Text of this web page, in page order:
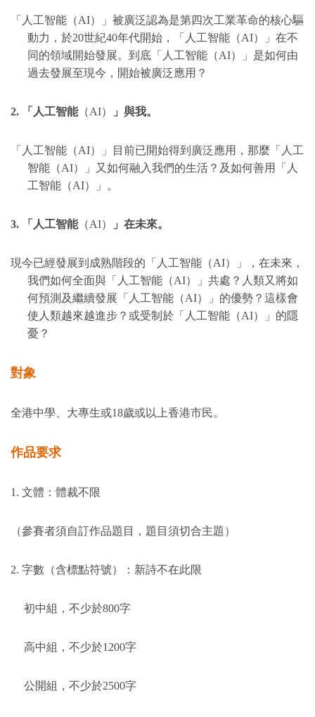
「人工智能（AI）」被廣泛認為是第四次工業革命的核心驅
動力，於20世紀40年代開始，「人工智能（AI）」在不
同的領域開始發展。到底「人工智能（AI）」是如何由
過去發展至現今，開始被廣泛應用？
2. 「人工智能（AI） 」與我。
「人工智能（AI）」目前已開始得到廣泛應用，那麼「人工
智能（AI）」又如何融入我們的生活？及如何善用「人
工智能（AI）」。
3. 「人工智能（AI） 」在未來。
現今已經發展到成熟階段的「人工智能（AI）」，在未來，
我們如何全面與「人工智能（AI）」共處？人類又將如
何預測及繼續發展「人工智能（AI）」的優勢？這樣會
使人類越來越進步？或受制於「人工智能（AI）」的隱
憂？
對象
全港中學、大專生或18歲或以上香港市民。
作品要求
1. 文體：體裁不限
（參賽者須自訂作品題目，題目須切合主題）
2. 字數（含標點符號）：新詩不在此限
初中組，不少於800字
高中組，不少於1200字
公開組，不少於2500字